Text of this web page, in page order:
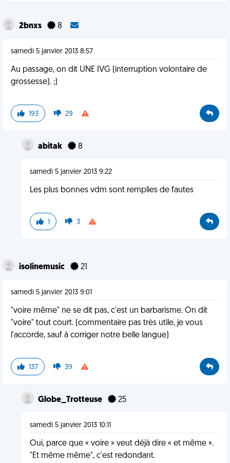
2bnxs 8
samedi 5 janvier 2013 8:57
Au passage, on dit UNE IVG (interruption volontaire de
grossesse). ;)
193 29
abitak 8
samedi 5 janvier 2013 9:22
Les plus bonnes vdm sont remplies de fautes
1 3
isolinemusic 21
samedi 5 janvier 2013 9:01
"voire même" ne se dit pas, c'est un barbarisme. On dit
"voire" tout court. (commentaire pas très utile, je vous
l'accorde, sauf à corriger notre belle langue)
137 39
Globe_Trotteuse 25
samedi 5 janvier 2013 10:11
Oui, parce que « voire » veut déjà dire « et même ».
"Et même même", c'est redondant.